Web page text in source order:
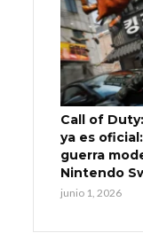
Call of
ya es
guerra
Nintendo
junio 1, 2026